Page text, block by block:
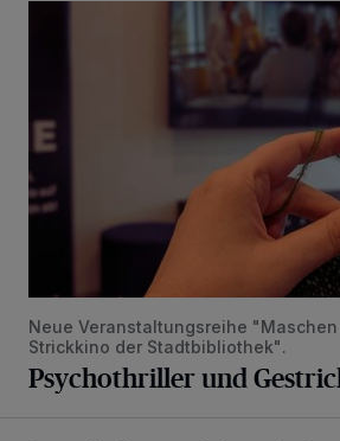
Psychothriller und Gestricktes
Neue Veranstaltungsreihe "Maschen
Strickkino der Stadtbibliothek".
Psychothriller und